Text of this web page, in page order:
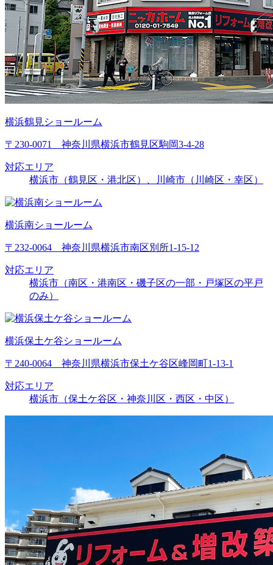
横浜鶴見ショールーム
〒230-0071 神奈川県横浜市鶴見区駒岡3-4-28
対応エリア
横浜市（鶴見区・港北区）、川崎市（川崎区・幸区）
横浜南ショールーム
〒232-0064 神奈川県横浜市南区別所1-15-12
対応エリア
横浜市（南区・港南区・磯子区の一部・戸塚区の平戸
のみ）
横浜保土ケ谷ショールーム
〒240-0064 神奈川県横浜市保土ケ谷区峰岡町1-13-1
対応エリア
横浜市（保土ケ谷区・神奈川区・西区・中区）